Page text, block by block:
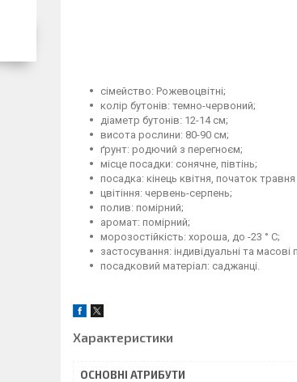
сімейство: Рожевоцвітні;
колір бутонів: темно-червоний;
діаметр бутонів: 12-14 см;
висота рослини: 80-90 см;
ґрунт: родючий з перегноєм;
місце посадки: сонячне, півтінь;
посадка: кінець квітня, початок
цвітіння: червень-серпень;
полив: помірний;
аромат: помірний;
морозостійкість: хороша, до -23 ° С;
застосування: індивідуальні та
посадковий матеріал: саджанці.
Характеристики
ОСНОВНІ АТРИБУТИ